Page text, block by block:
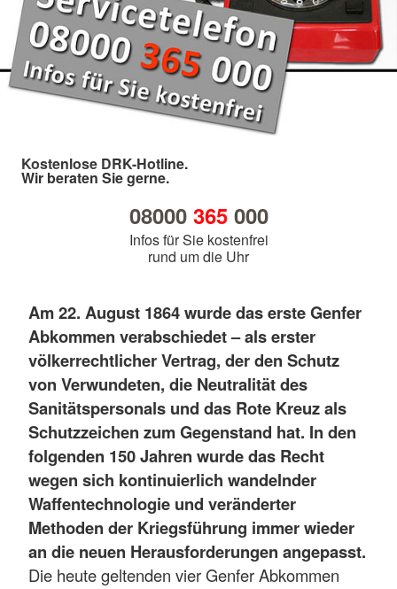
Kostenlose DRK-Hotline.
Wir beraten Sie gerne.
08000 365000
Infos für Sie kostenfrei
rund um die Uhr
Am 22. August 1864 wurde das erste Genfer
Abkommen verabschiedet – als erster
völkerrechtlicher Vertrag, der den Schutz
von Verwundeten, die Neutralität des
Sanitätspersonals und das Rote Kreuz als
Schutzzeichen zum Gegenstand hat. In den
folgenden 150 Jahren wurde das Recht
wegen sich kontinuierlich wandelnder
Waffentechnologie und veränderter
Methoden der Kriegsführung immer wieder
an die neuen Herausforderungen angepasst.
Die heute geltenden vier Genfer Abkommen